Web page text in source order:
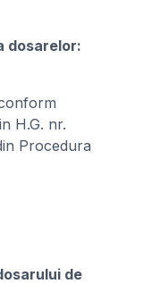
dosarelor:
H.G. nr.
Procedura
de